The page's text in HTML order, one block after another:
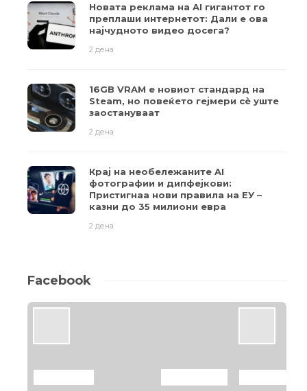
Новата реклама на AI гигантот го
преплаши интернетот: Дали е ова
најчудното видео досега?
2 дена
16GB VRAM е новиот стандард на
Steam, но повеќето гејмери ​​сè уште
заостануваат
2 дена
Крај на необележаните AI
фотографии и дипфејкови:
Пристигнаа нови правила на ЕУ –
казни до 35 милиони евра
2 дена
Facebook